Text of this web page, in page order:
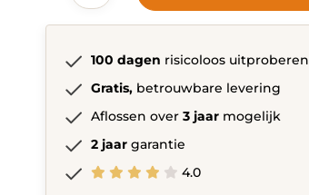
208,-.
284,-.
Marmerlook
Wit
100 dagen risicoloos uitproberen
Gratis,betrouwbare levering
Aflossen over 3 jaarmogelijk
2 jaargarantie
4.0